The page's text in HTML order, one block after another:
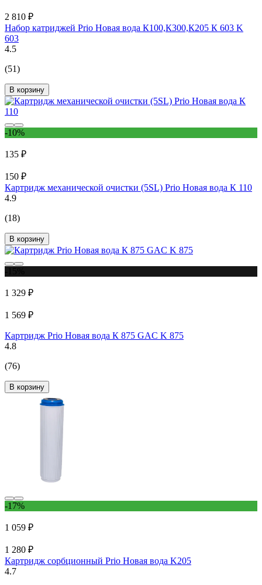
2 810 ₽
Набор катриджей Prio Новая вода К100,К300,К205 К 603 K
603
4.5
(51)
В корзину
-10%
135 ₽
150 ₽
Картридж механической очистки (5SL) Prio Новая вода К 110
4.9
(18)
В корзину
1 329 ₽
1 569 ₽
Картридж Prio Новая вода К 875 GAC K 875
4.8
(76)
В корзину
-17%
1 059 ₽
1 280 ₽
Картридж сорбционный Prio Новая вода K205
4.7